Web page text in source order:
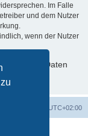
Im Falle
und dem Nutzer
wenn der Nutzer
Daten
UTC+02:00
Limited